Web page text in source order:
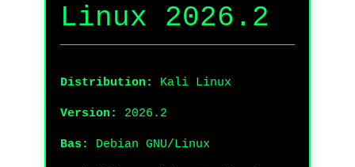
Linux 2026.2
Distribution: Kali Linux
Version: 2026.2
Bas: Debian GNU/Linux